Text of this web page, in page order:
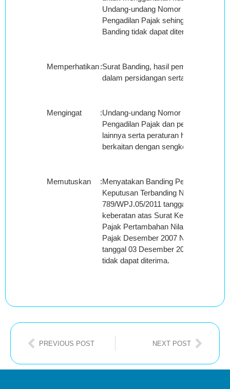
Undang-undang Nomor 14 Tahun
Pengadilan Pajak sehingga banding
Banding tidak dapat diterima;
Memperhatikan:Surat Banding, hasil pemeriksaan
dalam persidangan serta kesimpulan
Mengingat :Undang-undang Nomor 14 Tahun
Pengadilan Pajak dan peraturan
lainnya serta peraturan hukum yang
berkaitan dengan sengketa ini;
Memutuskan :Menyatakan Banding Pemohon
Keputusan Terbanding Nomor : KEP-
789/WPJ.05/2011 tanggal 03
keberatan atas Surat Ketetapan
Pajak Pertambahan Nilai Barang dan
Pajak Desember 2007 Nomor :
tanggal 03 Desember 2010, atas
tidak dapat diterima.
PREVIOUS POST NEXT POST